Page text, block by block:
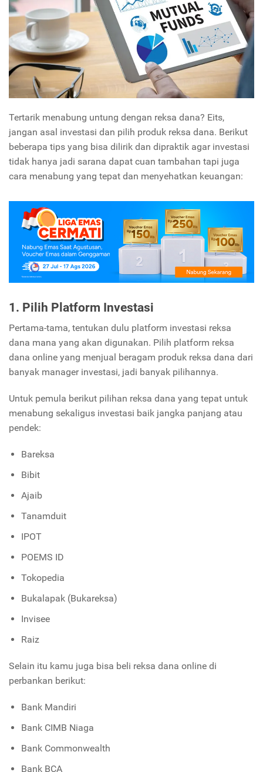
Tertarik menabung untung dengan reksa dana? Eits,
jangan asal investasi dan pilih produk reksa dana. Berikut
beberapa tips yang bisa dilirik dan dipraktik agar investasi
tidak hanya jadi sarana dapat cuan tambahan tapi juga
cara menabung yang tepat dan menyehatkan keuangan:
1. Pilih Platform Investasi
Pertama-tama, tentukan dulu platform investasi reksa
dana mana yang akan digunakan. Pilih platform reksa
dana online yang menjual beragam produk reksa dana dari
banyak manager investasi, jadi banyak pilihannya.
Untuk pemula berikut pilihan reksa dana yang tepat untuk
menabung sekaligus investasi baik jangka panjang atau
pendek:
Bareksa
Bibit
Ajaib
Tanamduit
IPOT
POEMS ID
Tokopedia
Bukalapak (Bukareksa)
Invisee
Raiz
Selain itu kamu juga bisa beli reksa dana online di
perbankan berikut:
Bank Mandiri
Bank CIMB Niaga
Bank Commonwealth
Bank BCA